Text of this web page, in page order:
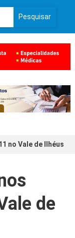
no Vale de Ilhéus
de